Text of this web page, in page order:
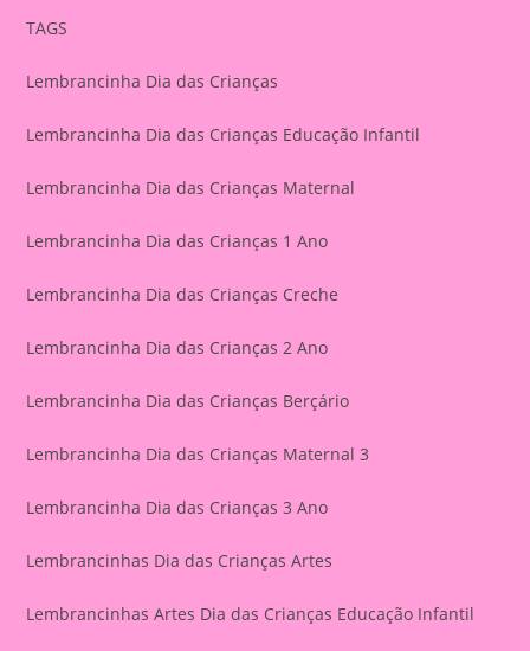
TAGS
Lembrancinha Dia das Crianças
Lembrancinha Dia das Crianças Educação Infantil
Lembrancinha Dia das Crianças Maternal
Lembrancinha Dia das Crianças 1 Ano
Lembrancinha Dia das Crianças Creche
Lembrancinha Dia das Crianças 2 Ano
Lembrancinha Dia das Crianças Berçário
Lembrancinha Dia das Crianças Maternal 3
Lembrancinha Dia das Crianças 3 Ano
Lembrancinhas Dia das Crianças Artes
Lembrancinhas Artes Dia das Crianças Educação Infantil